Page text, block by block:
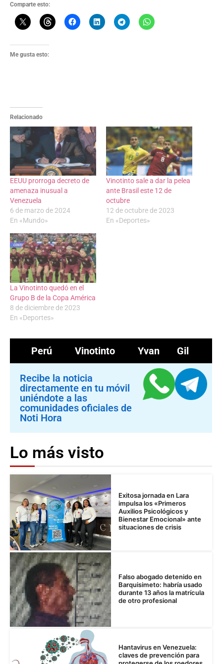
Comparte esto:
Me gusta esto:
Relacionado
EEUU prorroga decreto de
amenaza inusual a
Venezuela
6 de marzo de 2024
En «Mundo»
Vinotinto sale a dar la pelea
ante Brasil este 12 de
octubre
12 de octubre de 2023
En «Deportes»
La Vinotinto quedó en el
Grupo B de la Copa América
8 de diciembre de 2023
En «Deportes»
Perú Vinotinto Yvan Gil
Recibe la noticia
directamente en tu móvil
uniéndote a las
comunidades oficiales de
Noti Hora
Lo más visto
Exitosa jornada en Lara
impulsa los «Primeros
Auxilios Psicológicos y
Bienestar Emocional» ante
situaciones de crisis
Falso abogado detenido en
Barquisimeto: habría usado
durante 13 años la matrícula
de otro profesional
Hantavirus en Venezuela:
claves de prevención para